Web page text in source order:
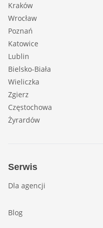
Kraków
Wrocław
Poznań
Katowice
Lublin
Bielsko-Biała
Wieliczka
Zgierz
Częstochowa
Żyrardów
Serwis
Dla agencji
Blog